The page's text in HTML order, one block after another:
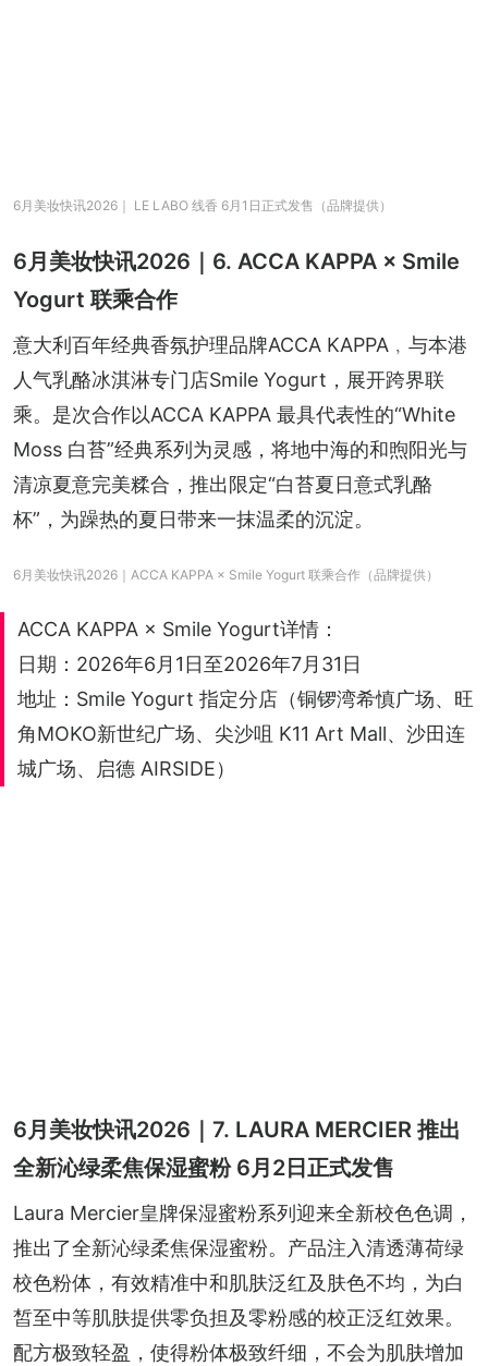
6月美妆快讯2026｜ LE LABO 线香 6月1日正式发售（品牌提供）
6月美妆快讯2026｜6. ACCA KAPPA × Smile
Yogurt 联乘合作
意大利百年经典香氛护理品牌ACCA KAPPA﹐与本港
人气乳酪冰淇淋专门店Smile Yogurt，展开跨界联
乘。是次合作以ACCA KAPPA 最具代表性的“White
Moss 白苔”经典系列为灵感，将地中海的和煦阳光与
清凉夏意完美糅合，推出限定“白苔夏日意式乳酪
杯”，为躁热的夏日带来一抹温柔的沉淀。
6月美妆快讯2026｜ACCA KAPPA × Smile Yogurt 联乘合作（品牌提供）
ACCA KAPPA × Smile Yogurt详情：
日期：2026年6月1日至2026年7月31日
地址：Smile Yogurt 指定分店（铜锣湾希慎广场、旺
角MOKO新世纪广场、尖沙咀 K11 Art Mall、沙田连
城广场、启德 AIRSIDE）
6月美妆快讯2026｜7. LAURA MERCIER 推出
全新沁绿柔焦保湿蜜粉 6月2日正式发售
Laura Mercier皇牌保湿蜜粉系列迎来全新校色色调，
推出了全新沁绿柔焦保湿蜜粉。产品注入清透薄荷绿
校色粉体，有效精准中和肌肤泛红及肤色不均，为白
皙至中等肌肤提供零负担及零粉感的校正泛红效果。
配方极致轻盈，使得粉体极致纤细，不会为肌肤增加